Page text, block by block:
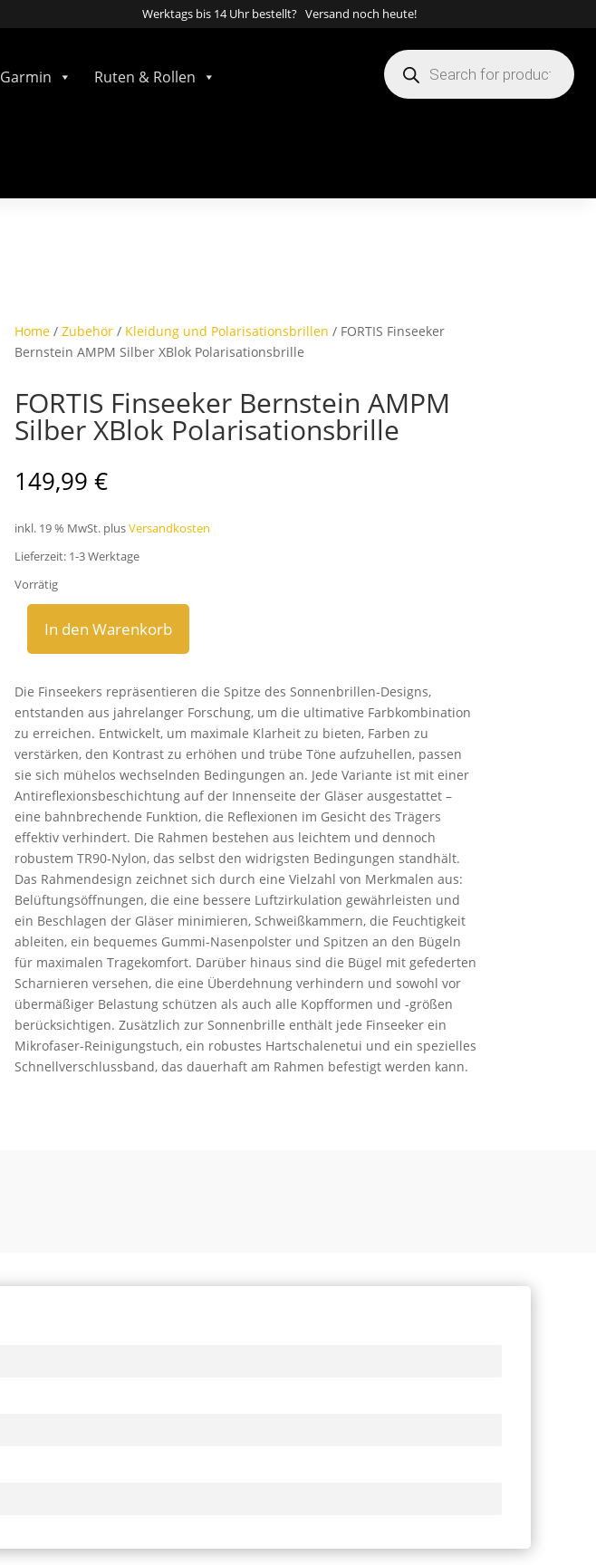
Werktags bis 14 Uhr bestellt? Versand noch heute!
Garmin Ruten & Rollen
Products
search
Home/ Zubehör/ Kleidung und Polarisationsbrillen / FORTIS Finseeker
Bernstein AMPM Silber XBlok Polarisationsbrille
FORTIS Finseeker Bernstein AMPM
Silber XBlok Polarisationsbrille
149,99 €
inkl. 19 % MwSt. plusVersandkosten
Lieferzeit: 1-3 Werktage
Vorrätig
FORTIS
Finseeker
AMPM
Silber
XBlok
Polarisationsbrille
Menge
In den Warenkorb
Die Finseekers repräsentieren die Spitze des Sonnenbrillen-Designs,
entstanden aus jahrelanger Forschung, um die ultimative Farbkombination
zu erreichen. Entwickelt, um maximale Klarheit zu bieten, Farben zu
verstärken, den Kontrast zu erhöhen und trübe Töne aufzuhellen, passen
sie sich mühelos wechselnden Bedingungen an. Jede Variante ist mit einer
Antireflexionsbeschichtung auf der Innenseite der Gläser ausgestattet –
eine bahnbrechende Funktion, die Reflexionen im Gesicht des Trägers
effektiv verhindert. Die Rahmen bestehen aus leichtem und dennoch
robustem TR90-Nylon, das selbst den widrigsten Bedingungen standhält.
Das Rahmendesign zeichnet sich durch eine Vielzahl von Merkmalen aus:
Belüftungsöffnungen, die eine bessere Luftzirkulation gewährleisten und
ein Beschlagen der Gläser minimieren, Schweißkammern, die Feuchtigkeit
ableiten, ein bequemes Gummi-Nasenpolster und Spitzen an den Bügeln
für maximalen Tragekomfort. Darüber hinaus sind die Bügel mit gefederten
Scharnieren versehen, die eine Überdehnung verhindern und sowohl vor
übermäßiger Belastung schützen als auch alle Kopfformen und -größen
berücksichtigen. Zusätzlich zur Sonnenbrille enthält jede Finseeker ein
Mikrofaser-Reinigungstuch, ein robustes Hartschalenetui und ein spezielles
Schnellverschlussband, das dauerhaft am Rahmen befestigt werden kann.